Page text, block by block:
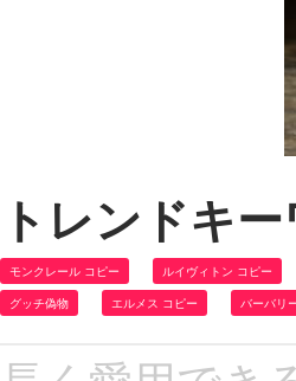
トレンドキ
モンクレール コピー ルイヴィトン コピー
グッチ偽物 エルメス コピー バーバリ